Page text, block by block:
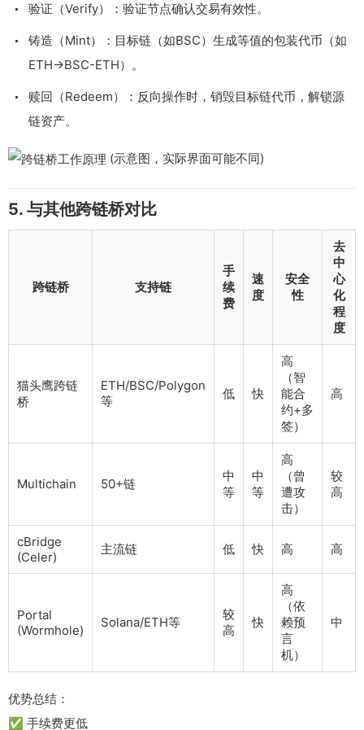
验证（Verify）：验证节点确认交易有效性。
铸造（Mint）：目标链（如BSC）生成等值的包装代币（如
ETH→BSC-ETH）。
赎回（Redeem）：反向操作时，销毁目标链代币，解锁源
链资产。
(示意图，实际界面可能不同)
5. 与其他跨链桥对比
跨链桥 支持链
手
续
费
速
度
安全
性
去
中
心
化
程
度
猫头鹰跨链
桥
ETH/BSC/Polygon
等
低 快
高
（智
能合
约+多
签）
高
Multichain 50+链
中
等
中
等
高
（曾
遭攻
击）
较
高
cBridge
(Celer)
主流链 低 快 高 高
Portal
(Wormhole)
Solana/ETH等
较
高
快
高
（依
赖预
言
机）
中
优势总结：
✅ 手续费更低